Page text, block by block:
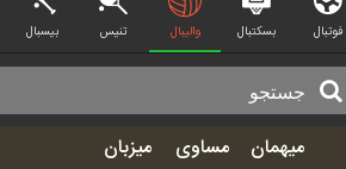
فوتبال بسکتبال والیبال تنیس بیسبال
میزبان مساوی میهمان